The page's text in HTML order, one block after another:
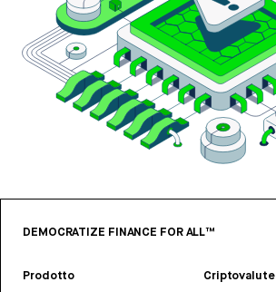
DEMOCRATIZE FINANCE FOR ALL™
Prodotto Criptovalute